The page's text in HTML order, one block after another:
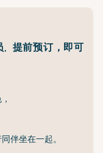
提前预订，即可
伴坐在一起。